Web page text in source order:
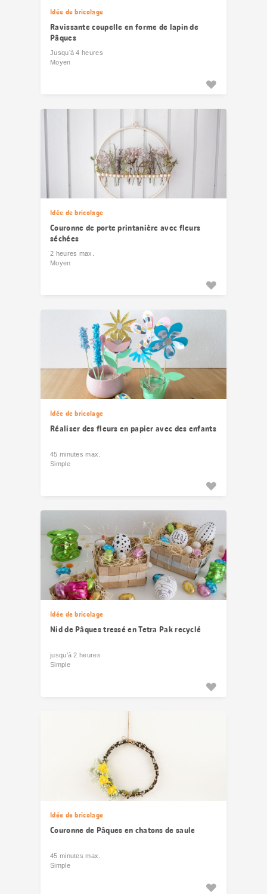
Idée de bricolage
Ravissante coupelle en forme de lapin de
Pâques
Jusqu’à 4 heures
Moyen
Idée de bricolage
Couronne de porte printanière avec fleurs
séchées
2 heures max.
Moyen
Idée de bricolage
Réaliser des fleurs en papier avec des enfants
45 minutes max.
Simple
Idée de bricolage
Nid de Pâques tressé en Tetra Pak recyclé
jusqu'à 2 heures
Simple
Idée de bricolage
Couronne de Pâques en chatons de saule
45 minutes max.
Simple